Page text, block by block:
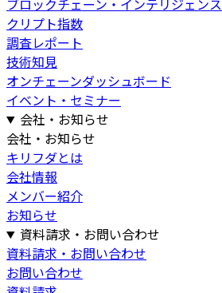
ブロックチェーン・インテリジェンス
クリプト指数
調査レポート
技術知見
オンチェーンダッシュボード
イベント・セミナー
会社・お知らせ
会社・お知らせ
キリフダとは
会社情報
メンバー紹介
お知らせ
資料請求・お問い合わせ
資料請求・お問い合わせ
お問い合わせ